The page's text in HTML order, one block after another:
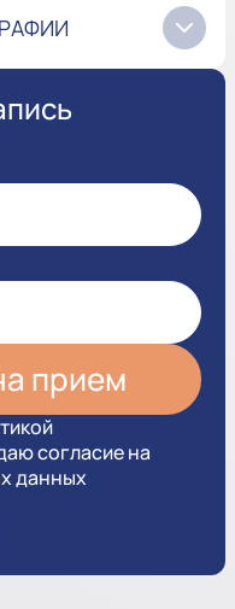
согласие на
данных